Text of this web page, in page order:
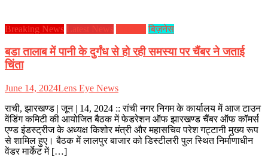
Breaking News Latest News बिज़नेस
बडा तालाब में पानी के दुर्गंध से हो रही समस्या पर चैंबर ने जताई
चिंता
June 14, 2024Lens Eye News
राची, झारखण्ड | जून | 14, 2024 :: रांची नगर निगम के कार्यालय में आज टाउन
वेंडिंग कमिटी की आयोजित बैठक में फेडरेशन ऑफ झारखण्ड चैंबर ऑफ कॉमर्स
एण्ड इंडस्ट्रीज के अध्यक्ष किशोर मंत्री और महासचिव परेश गट्टानी मुख्य रूप
से शामिल हुए। बैठक में लालपुर बाजार को डिस्टीलरी पुल स्थित निर्माणाधीन
वेंडर मार्केट में […]